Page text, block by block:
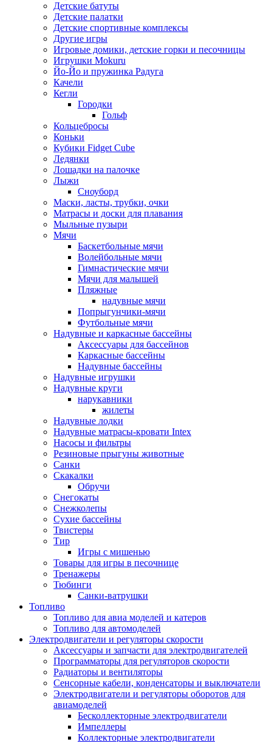
Детские батуты
Детские палатки
Детские спортивные комплексы
Другие игры
Игровые домики, детские горки и песочницы
Игрушки Mokuru
Йо-Йо и пружинка Радуга
Качели
Кегли
Городки
Гольф
Кольцебросы
Коньки
Кубики Fidget Cube
Ледянки
Лошадки на палочке
Лыжи
Сноуборд
Маски, ласты, трубки, очки
Матрасы и доски для плавания
Мыльные пузыри
Мячи
Баскетбольные мячи
Волейбольные мячи
Гимнастические мячи
Мячи для малышей
Пляжные
надувные мячи
Попрыгунчики-мячи
Футбольные мячи
Надувные и каркасные бассейны
Аксессуары для бассейнов
Каркасные бассейны
Надувные бассейны
Надувные игрушки
Надувные круги
нарукавники
жилеты
Надувные лодки
Надувные матрасы-кровати Intex
Насосы и фильтры
Резиновые прыгуны животные
Санки
Скакалки
Обручи
Снегокаты
Снежколепы
Сухие бассейны
Твистеры
Тир
Игры с мишенью
Товары для игры в песочнице
Тренажеры
Тюбинги
Санки-ватрушки
Топливо
Топливо для авиа моделей и катеров
Топливо для автомоделей
Электродвигатели и регуляторы скорости
Аксессуары и запчасти для электродвигателей
Программаторы для регуляторов скорости
Радиаторы и вентиляторы
Сенсорные кабели, конденсаторы и выключатели
Электродвигатели и регуляторы оборотов для
авиамоделей
Бесколлекторные электродвигатели
Импеллеры
Коллекторные электродвигатели